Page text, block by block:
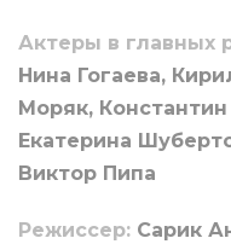
Актеры в главных
Нина Гогаева,
Моряк,
Екатерина
Виктор Пипа
Режиссер: Сарик